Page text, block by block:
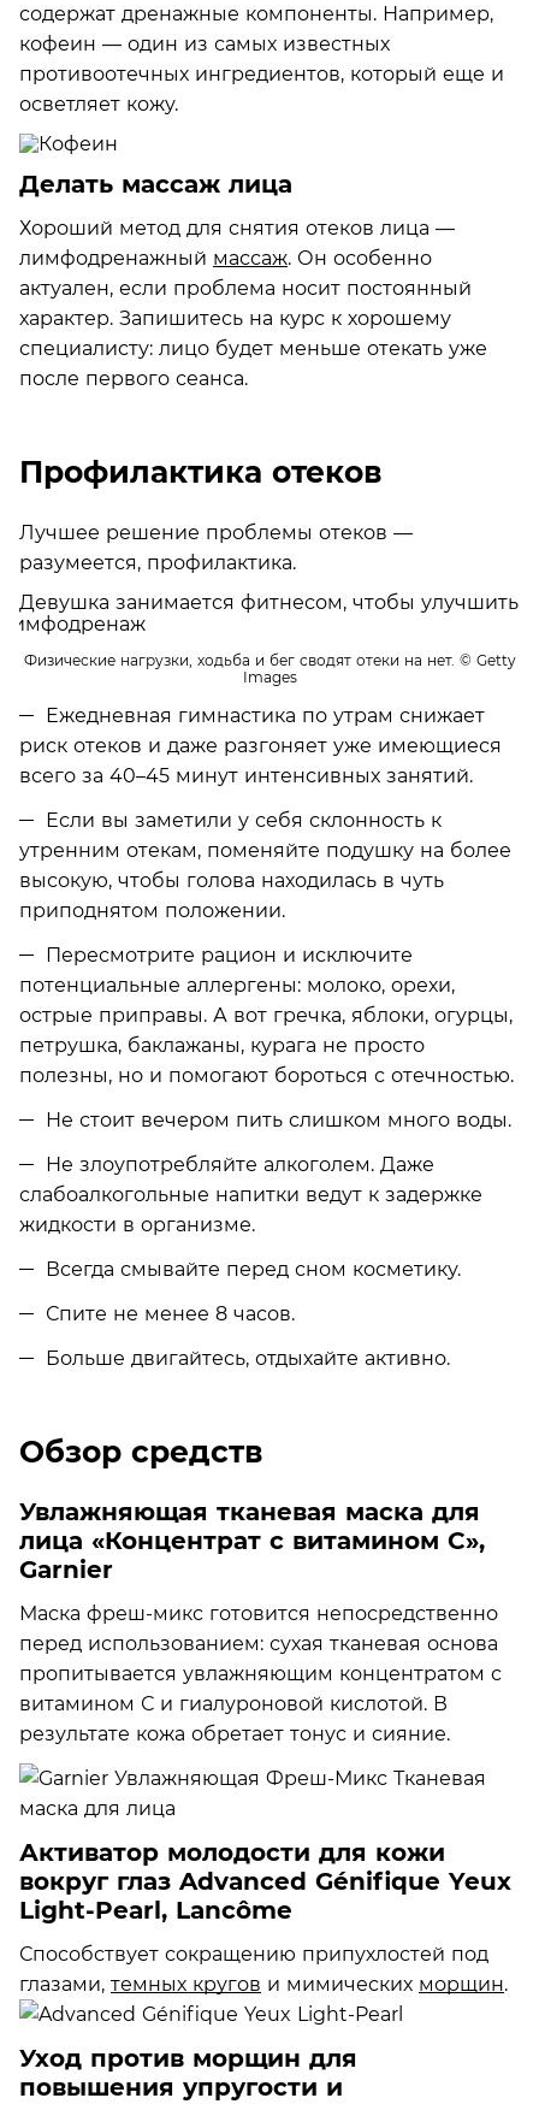
содержат дренажные компоненты. Например,
кофеин — один из самых известных
противоотечных ингредиентов, который еще и
осветляет кожу.
Делать массаж лица
Хороший метод для снятия отеков лица —
лимфодренажный массаж. Он особенно
актуален, если проблема носит постоянный
характер. Запишитесь на курс к хорошему
специалисту: лицо будет меньше отекать уже
после первого сеанса.
Профилактика отеков
Лучшее решение проблемы отеков —
разумеется, профилактика.
Физические нагрузки, ходьба и бег сводят отеки на нет. © Getty
Images
Ежедневная гимнастика по утрам снижает
риск отеков и даже разгоняет уже имеющиеся
всего за 40–45 минут интенсивных занятий.
Если вы заметили у себя склонность к
утренним отекам, поменяйте подушку на более
высокую, чтобы голова находилась в чуть
приподнятом положении.
Пересмотрите рацион и исключите
потенциальные аллергены: молоко, орехи,
острые приправы. А вот гречка, яблоки, огурцы,
петрушка, баклажаны, курага не просто
полезны, но и помогают бороться с отечностью.
Не стоит вечером пить слишком много воды.
Не злоупотребляйте алкоголем. Даже
слабоалкогольные напитки ведут к задержке
жидкости в организме.
Всегда смывайте перед сном косметику.
Спите не менее 8 часов.
Больше двигайтесь, отдыхайте активно.
Обзор средств
Увлажняющая тканевая маска для
лица «Концентрат c витамином С»,
Garnier
Маска фреш-микс готовится непосредственно
перед использованием: сухая тканевая основа
пропитывается увлажняющим концентратом с
витамином С и гиалуроновой кислотой. В
результате кожа обретает тонус и сияние.
Активатор молодости для кожи
вокруг глаз Advanced Génifique Yeux
Light-Pearl, Lancôme
Способствует сокращению припухлостей под
глазами, темных кругов и мимических морщин.
Уход против морщин для
повышения упругости и